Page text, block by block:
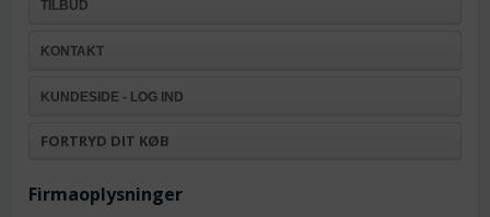
TILBUD
KONTAKT
KUNDESIDE - LOG IND
FORTRYD DIT KØB
Firmaoplysninger